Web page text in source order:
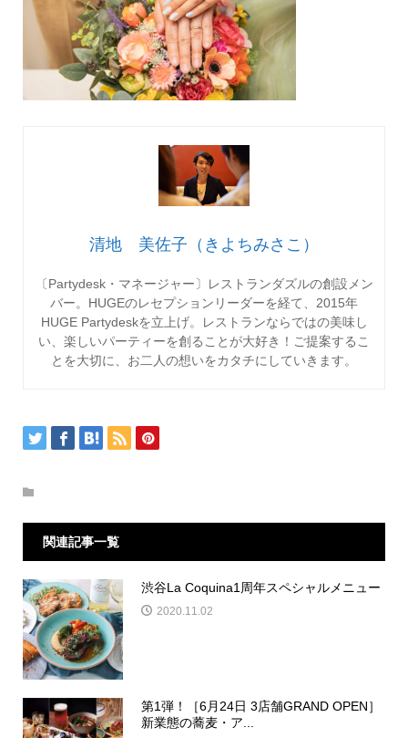
清地 美佐子（きよちみさこ）
〔Partydesk・マネージャー〕レストランダズルの創設メン
バー。HUGEのレセプションリーダーを経て、2015年
HUGE Partydeskを立上げ。レストランならではの美味し
い、楽しいパーティーを創ることが大好き！ご提案するこ
とを大切に、お二人の想いをカタチにしていきます。
関連記事一覧
渋谷La Coquina1周年スペシャルメニュー
2020.11.02
第1弾！［6月24日 3店舗GRAND OPEN］
新業態の蕎麦・ア...